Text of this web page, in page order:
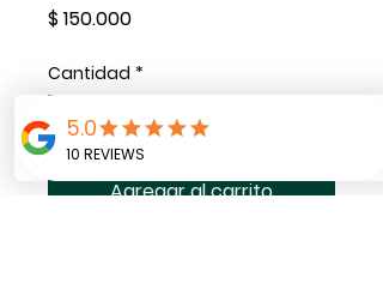
$ 150.000Precio
Cantidad *
Agregar al carrito